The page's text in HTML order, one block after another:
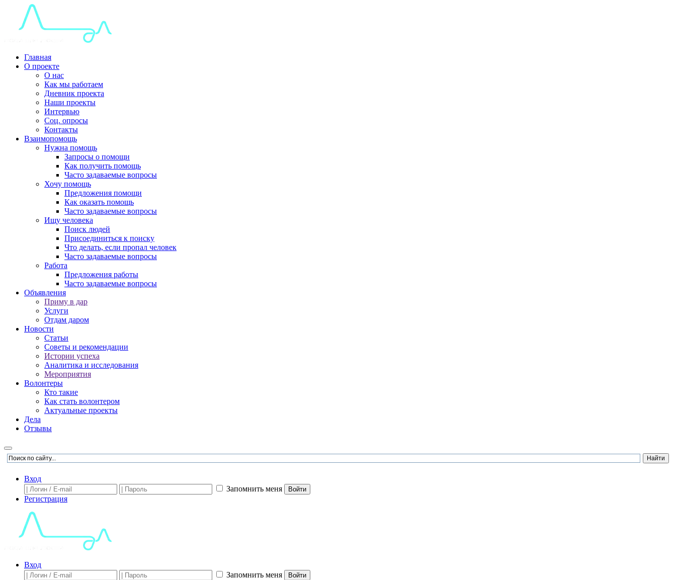
Главная
О проекте
О нас
Как мы работаем
Дневник проекта
Наши проекты
Интервью
Соц. опросы
Контакты
Взаимопомощь
Нужна помощь
Запросы о помощи
Как получить помощь
Часто задаваемые вопросы
Хочу помощь
Предложения помощи
Как оказать помощь
Часто задаваемые вопросы
Ищу человека
Поиск людей
Присоединиться к поиску
Что делать, если пропал человек
Часто задаваемые вопросы
Работа
Предложения работы
Часто задаваемые вопросы
Объявления
Приму в дар
Услуги
Отдам даром
Новости
Статьи
Советы и рекомендации
Истории успеха
Аналитика и исследования
Мероприятия
Волонтеры
Кто такие
Как стать волонтером
Актуальные проекты
Дела
Отзывы
Вход
Запомнить меня
Войти
Регистрация
Вход
Запомнить меня
Войти